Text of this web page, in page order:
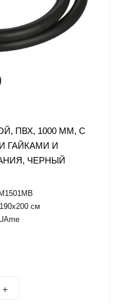
ПВХ, 1000 ММ, С
ГАЙКАМИ И
ЧЕРНЫЙ
см
+